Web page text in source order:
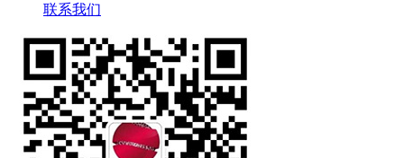
联系我们